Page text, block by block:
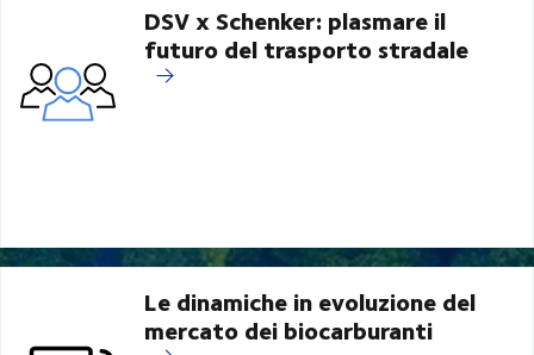
DSV x Schenker: plasmare il
futuro del trasporto stradale
Le dinamiche in evoluzione del
mercato dei biocarburanti